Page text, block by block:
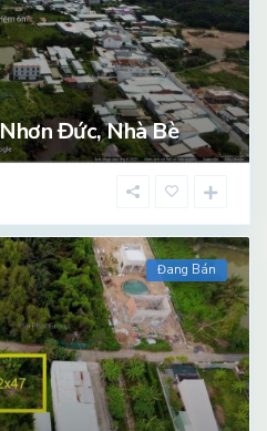
Đức, Nhà Bè
Đang Bán